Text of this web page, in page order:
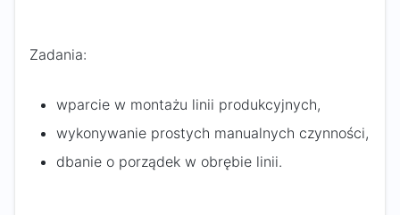
Zadania:
wparcie w montażu linii produkcyjnych,
wykonywanie prostych manualnych czynności,
dbanie o porządek w obrębie linii.